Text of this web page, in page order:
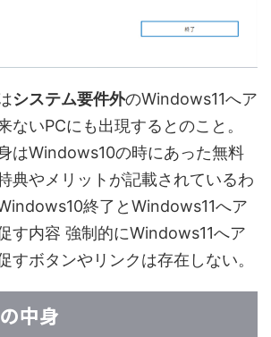
システム要件外のWindows11へア
ないPCにも出現するとのこと。
はWindows10の時にあった無料
典やメリットが記載されているわ
終了とWindows11へア
す内容 強制的にWindows11へア
すボタンやリンクは存在しない。
中身